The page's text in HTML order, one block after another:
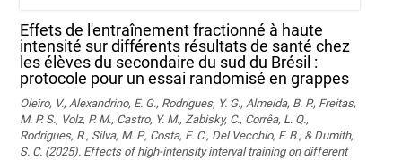
Effets de l'entraînement fractionné à haute
intensité sur différents résultats de santé chez
les élèves du secondaire du sud du Brésil :
protocole pour un essai randomisé en grappes
Oleiro, V., Alexandrino, E. G., Rodrigues, Y. G., Almeida, B. P., Freitas,
M. P. S., Volz, P. M., Castro, Y. M., Zabisky, C., Corrêa, L. Q.,
Rodrigues, R., Silva, M. P., Costa, E. C., Del Vecchio, F. B., & Dumith,
S. C. (2025). Effects of high-intensity interval training on different